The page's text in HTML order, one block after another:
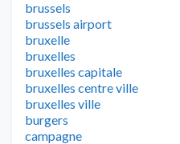
brussels
brussels airport
bruxelle
bruxelles
bruxelles capitale
bruxelles centre ville
bruxelles ville
burgers
campagne